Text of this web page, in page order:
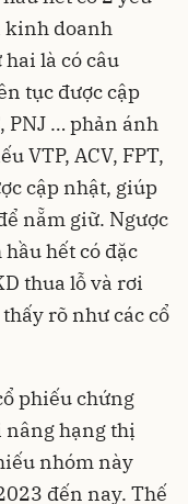
kinh doanh
là có câu
tục được cập
PNJ … phản ánh
VTP, ACV, FPT,
cập nhật, giúp
nẵm giữ. Ngược
hết có đặc
thua lỗ và rơi
rõ như các cổ
phiếu chứng
nâng hạng thị
nhóm này
đến nay. Thế